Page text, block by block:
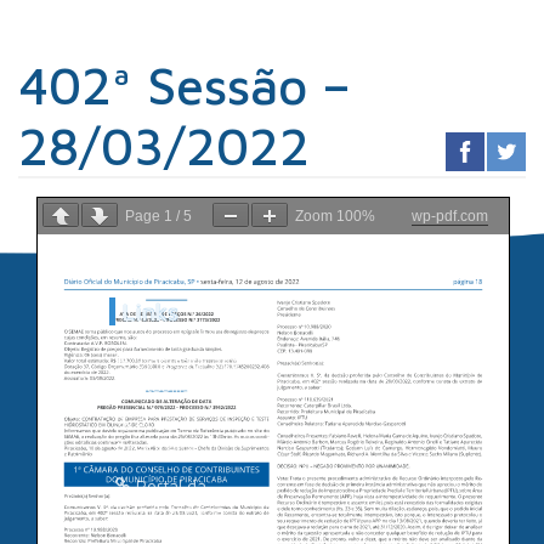
402ª Sessão –
28/03/2022
Page 1 / 5 Zoom 100% wp-pdf.com
Links
Sindicato dos
Contabilistas
Prefeitura de
Piracicaba
Portal da
Transparência